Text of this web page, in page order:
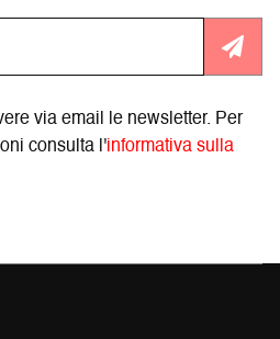
via email le newsletter. Per
consulta l'informativa sulla